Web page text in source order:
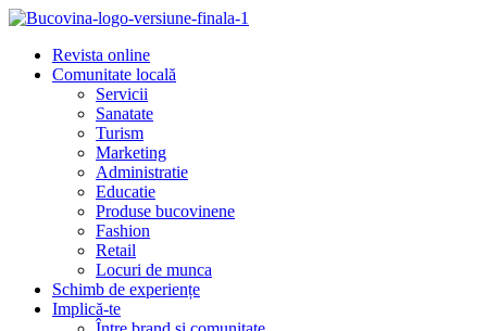
Revista online
Comunitate locală
Servicii
Sanatate
Turism
Marketing
Administratie
Educatie
Produse bucovinene
Fashion
Retail
Locuri de munca
Schimb de experiențe
Implică-te